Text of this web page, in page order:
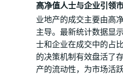
高净值人士与企业引领市
业地产的成交主要由高
主导。最新统计数据显
士和企业在成交中的占
的决策机制有效盘活了
产的流动性，为市场活